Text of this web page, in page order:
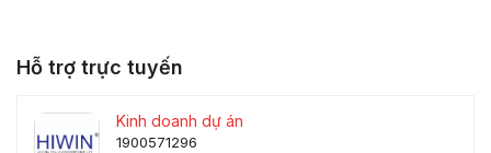
Hỗ trợ trực tuyến
Kinh doanh dự án
1900571296